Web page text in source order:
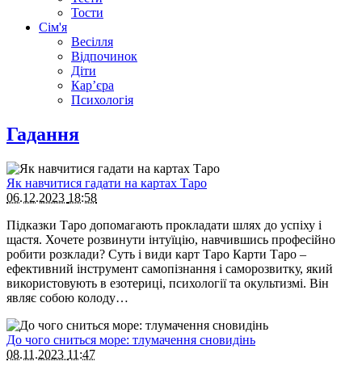
Тости
Сім'я
Весілля
Відпочинок
Діти
Кар’єра
Психологія
Гадання
Як навчитися гадати на картах Таро
06.12.2023 18:58
Підказки Таро допомагають прокладати шлях до успіху і
щастя. Хочете розвинути інтуїцію, навчившись професійно
робити розклади? Суть і види карт Таро Карти Таро –
ефективний інструмент самопізнання і саморозвитку, який
використовують в езотериці, психології та окультизмі. Він
являє собою колоду…
До чого сниться море: тлумачення сновидінь
08.11.2023 11:47